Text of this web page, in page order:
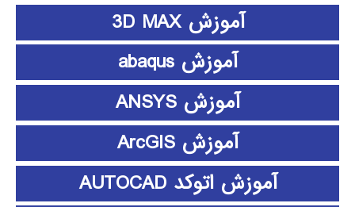
آموزش 3D MAX
آموزش abaqus
آموزش ANSYS
آموزش ArcGIS
آموزش اتوکد AUTOCAD